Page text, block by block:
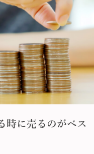
時に売るのがベス